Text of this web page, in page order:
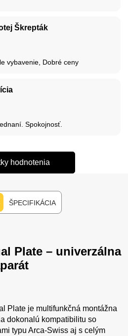
Škrepták
vybavenie, Dobré ceny
Spokojnosť.
hodnotenia
ŠPECIFIKÁCIA
Plate – univerzálna
Plate je multifunkčná montážna
dokonalú kompatibilitu so
typu Arca-Swiss aj s celým